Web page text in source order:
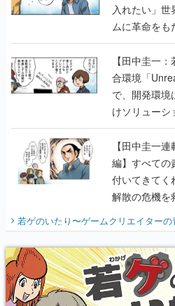
入れたい」
ムに革命を
のいたり】
【田中圭一
合環境「
で、開発環境
けソリューシ
に行って、よ
【田中圭一
編】すべての
付いてきてく
解散の危機を
『少年ジャン
り】
若ゲのいたり〜ゲームクリエイターの